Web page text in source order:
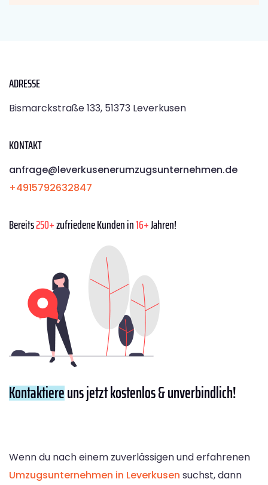
ADRESSE
Bismarckstraße 133, 51373 Leverkusen
KONTAKT
anfrage@leverkusenerumzugsunternehmen.de
+4915792632847
Bereits250+zufriedene Kunden in16+Jahren!
Kontaktiereuns jetzt kostenlos & unverbindlich!
Wenn du nach einem zuverlässigen und erfahrenen
Umzugsunternehmen in Leverkusen suchst, dann